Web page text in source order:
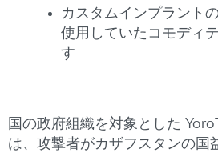
カスタムインプラント
使用していたコモディ
す
国の政府組織を対象とした
は、攻撃者がカザフスタンの国